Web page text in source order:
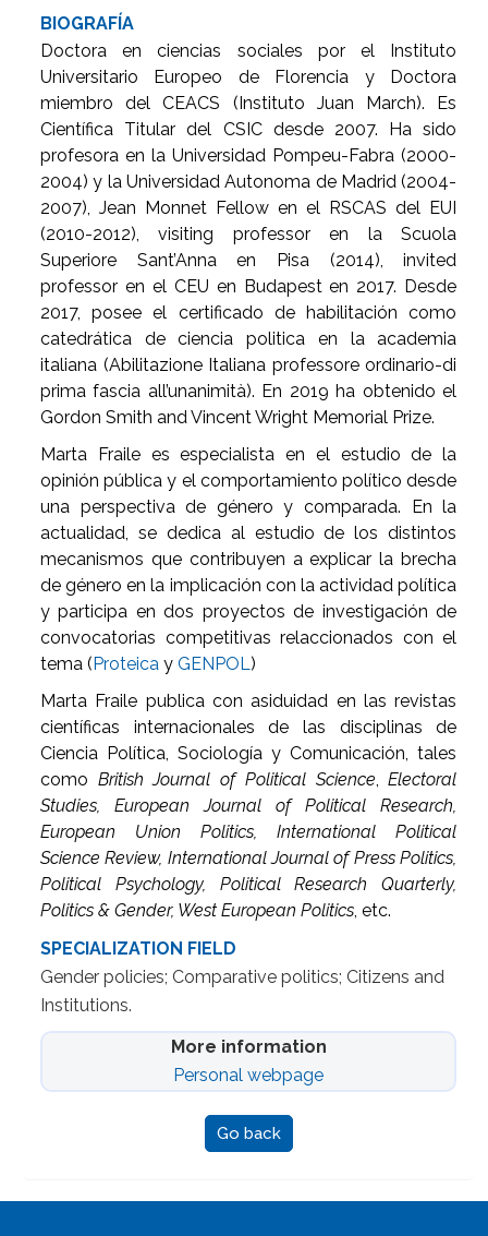
BIOGRAFÍA
Doctora en ciencias sociales por el Instituto
Universitario Europeo de Florencia y Doctora
miembro del CEACS (Instituto Juan March). Es
Científica Titular del CSIC desde 2007. Ha sido
profesora en la Universidad Pompeu-Fabra (2000-
2004) y la Universidad Autonoma de Madrid (2004-
2007), Jean Monnet Fellow en el RSCAS del EUI
(2010-2012), visiting professor en la Scuola
Superiore Sant’Anna en Pisa (2014), invited
professor en el CEU en Budapest en 2017. Desde
2017, posee el certificado de habilitación como
catedrática de ciencia politica en la academia
italiana (Abilitazione Italiana professore ordinario-di
prima fascia all’unanimità). En 2019 ha obtenido el
Gordon Smith and Vincent Wright Memorial Prize.
Marta Fraile es especialista en el estudio de la
opinión pública y el comportamiento político desde
una perspectiva de género y comparada. En la
actualidad, se dedica al estudio de los distintos
mecanismos que contribuyen a explicar la brecha
de género en la implicación con la actividad política
y participa en dos proyectos de investigación de
convocatorias competitivas relaccionados con el
tema ( Proteica yGENPOL)
Marta Fraile publica con asiduidad en las revistas
científicas internacionales de las disciplinas de
Ciencia Política, Sociología y Comunicación, tales
como British Journal of Political Science,Electoral
Studies, European Journal of Political Research,
European Union Politics, International Political
Science Review, International Journal of Press Politics,
Political Psychology, Political Research Quarterly,
Politics & Gender, West European Politics, etc.
SPECIALIZATION FIELD
Gender policies; Comparative politics; Citizens and
Institutions.
More information
Personal webpage
Go back